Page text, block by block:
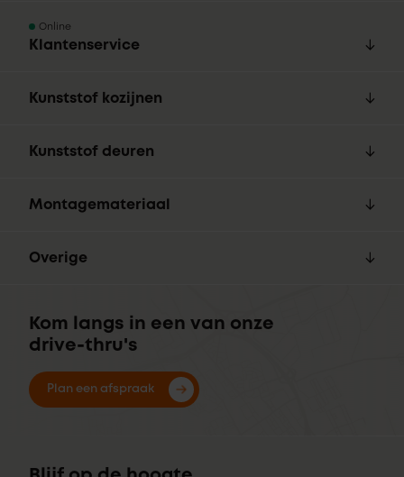
Online
Klantenservice
Kunststof kozijnen
Kunststof deuren
Montagemateriaal
Overige
Kom langs in een van onze
drive-thru's
Plan een afspraak